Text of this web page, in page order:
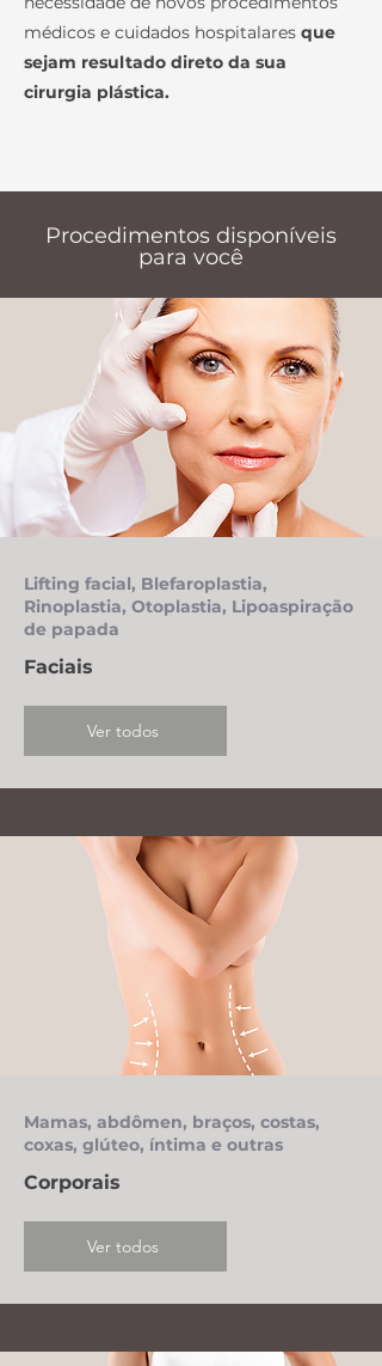
médicos e cuidados hospitalares que
sejam resultado direto da sua
cirurgia plástica.
Procedimentos disponíveis
para você​
Lifting facial, Blefaroplastia,
Rinoplastia, Otoplastia, Lipoaspiração
de papada
Faciais
Ver todos
Mamas, abdômen, braços, costas,
coxas, glúteo, íntima e outras
Corporais
Ver todos